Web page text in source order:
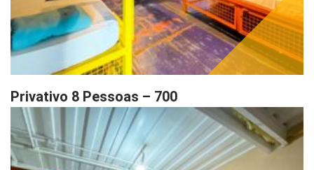
Privativo 8 Pessoas – 700